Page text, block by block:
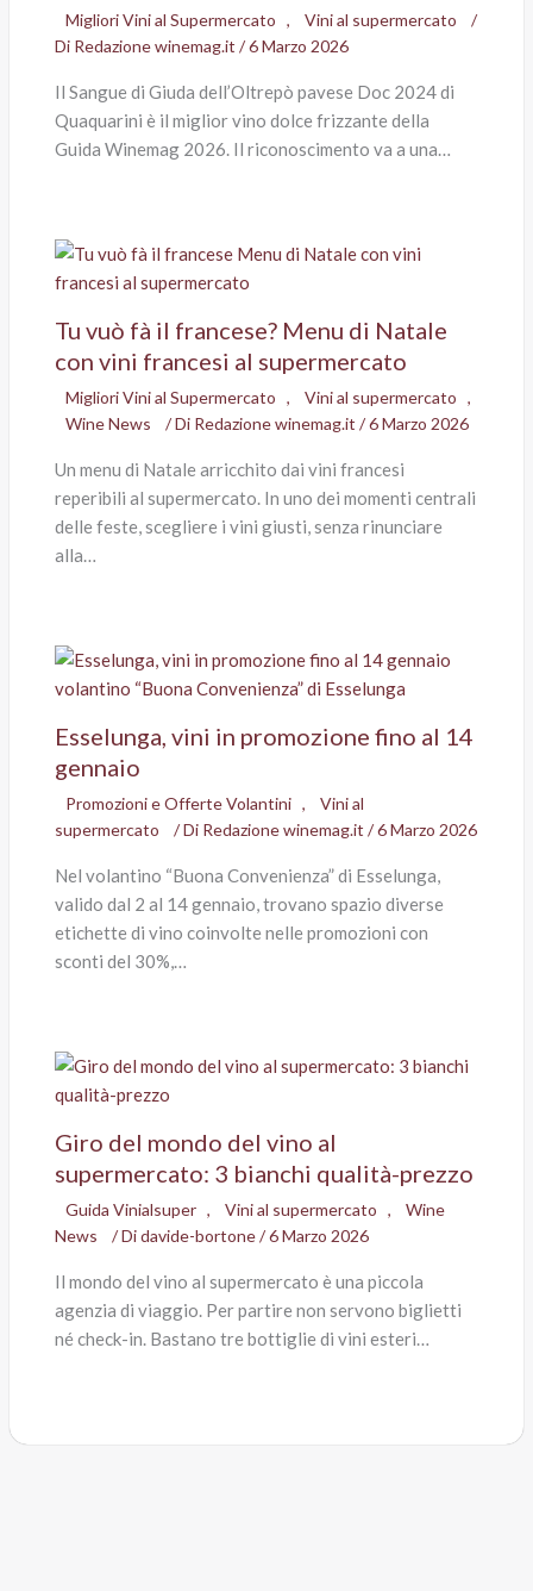
Migliori Vini al Supermercato , Vini al supermercato
/
Di Redazione winemag.it /6 Marzo 2026
Il Sangue di Giuda dell’Oltrepò pavese Doc 2024 di
Quaquarini è il miglior vino dolce frizzante della
Guida Winemag 2026. Il riconoscimento va a una…
Tu vuò fà il francese? Menu di Natale
con vini francesi al supermercato
Migliori Vini al Supermercato , Vini al supermercato ,
Wine News
/ Di Redazione winemag.it /6 Marzo 2026
Un menu di Natale arricchito dai vini francesi
reperibili al supermercato. In uno dei momenti centrali
delle feste, scegliere i vini giusti, senza rinunciare
alla…
Esselunga, vini in promozione fino al 14
gennaio
Promozioni e Offerte Volantini ,
Vini al
supermercato
/ Di Redazione winemag.it /6 Marzo 2026
Nel volantino “Buona Convenienza” di Esselunga,
valido dal 2 al 14 gennaio, trovano spazio diverse
etichette di vino coinvolte nelle promozioni con
sconti del 30%,…
Giro del mondo del vino al
supermercato: 3 bianchi qualità-prezzo
Guida Vinialsuper , Vini al supermercato ,
Wine
News
/ Didavide-bortone/6 Marzo 2026
Il mondo del vino al supermercato è una piccola
agenzia di viaggio. Per partire non servono biglietti
né check-in. Bastano tre bottiglie di vini esteri…